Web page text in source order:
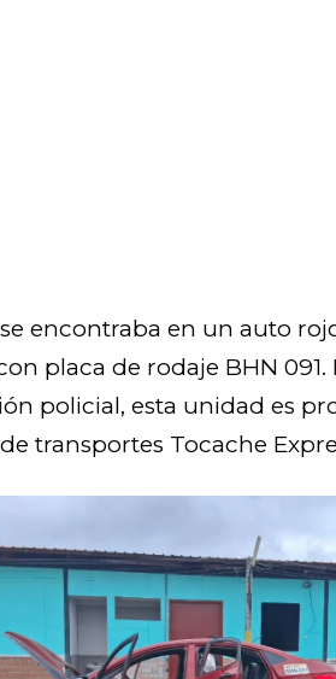
encontraba en un auto
placa de rodaje BHN 091.
policial, esta unidad es
transportes Tocache